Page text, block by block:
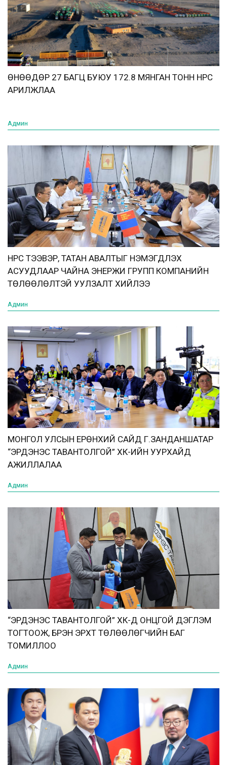
ӨНӨӨДӨР 27 БАГЦ БУЮУ 172.8 МЯНГАН ТОНН НҮҮРС
АРИЛЖЛАА
Админ
НҮҮРС ТЭЭВЭР, ТАТАН АВАЛТЫГ НЭМЭГДҮҮЛЭХ
АСУУДЛААР ЧАЙНА ЭНЕРЖИ ГРУПП КОМПАНИЙН
ТӨЛӨӨЛӨЛТЭЙ УУЛЗАЛТ ХИЙЛЭЭ
Админ
МОНГОЛ УЛСЫН ЕРӨНХИЙ САЙД Г.ЗАНДАНШАТАР
“ЭРДЭНЭС ТАВАНТОЛГОЙ” ХК-ИЙН УУРХАЙД
АЖИЛЛАЛАА
Админ
“ЭРДЭНЭС ТАВАНТОЛГОЙ” ХК-Д ОНЦГОЙ ДЭГЛЭМ
ТОГТООЖ, БҮРЭН ЭРХТ ТӨЛӨӨЛӨГЧИЙН БАГ
ТОМИЛЛОО
Админ